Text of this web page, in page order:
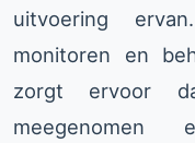
uitvoering
monitoren en
zorgt ervoor
meegenomen